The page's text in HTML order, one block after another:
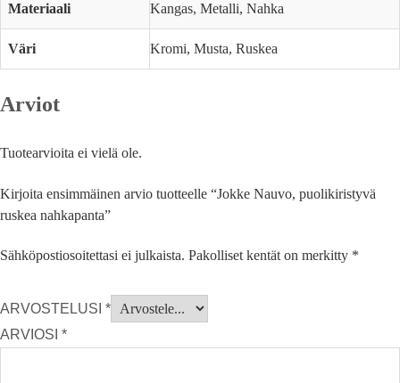
Materiaali Kangas, Metalli, Nahka
Väri Kromi, Musta, Ruskea
Arviot
Tuotearvioita ei vielä ole.
Kirjoita ensimmäinen arvio tuotteelle “Jokke Nauvo, puolikiristyvä
ruskea nahkapanta”
Sähköpostiosoitettasi ei julkaista. Pakolliset kentät on merkitty *
ARVOSTELUSI *
ARVIOSI *